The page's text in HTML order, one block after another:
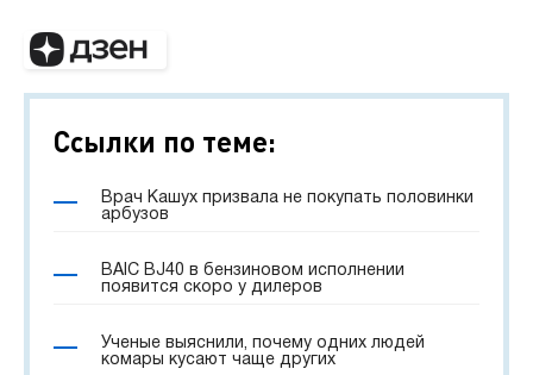
Ссылки по теме:
Врач Кашух призвала не покупать половинки
арбузов
BAIC BJ40 в бензиновом исполнении
появится скоро у дилеров
Ученые выяснили, почему одних людей
комары кусают чаще других